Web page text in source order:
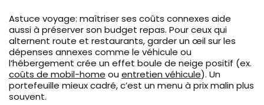
Astuce voyage: maîtriser ses coûts connexes aide
aussi à préserver son budget repas. Pour ceux qui
alternent route et restaurants, garder un œil sur les
dépenses annexes comme le véhicule ou
l’hébergement crée un effet boule de neige positif (ex.
coûts de mobil-home ou entretien véhicule). Un
portefeuille mieux cadré, c’est un menu à prix malin plus
souvent.